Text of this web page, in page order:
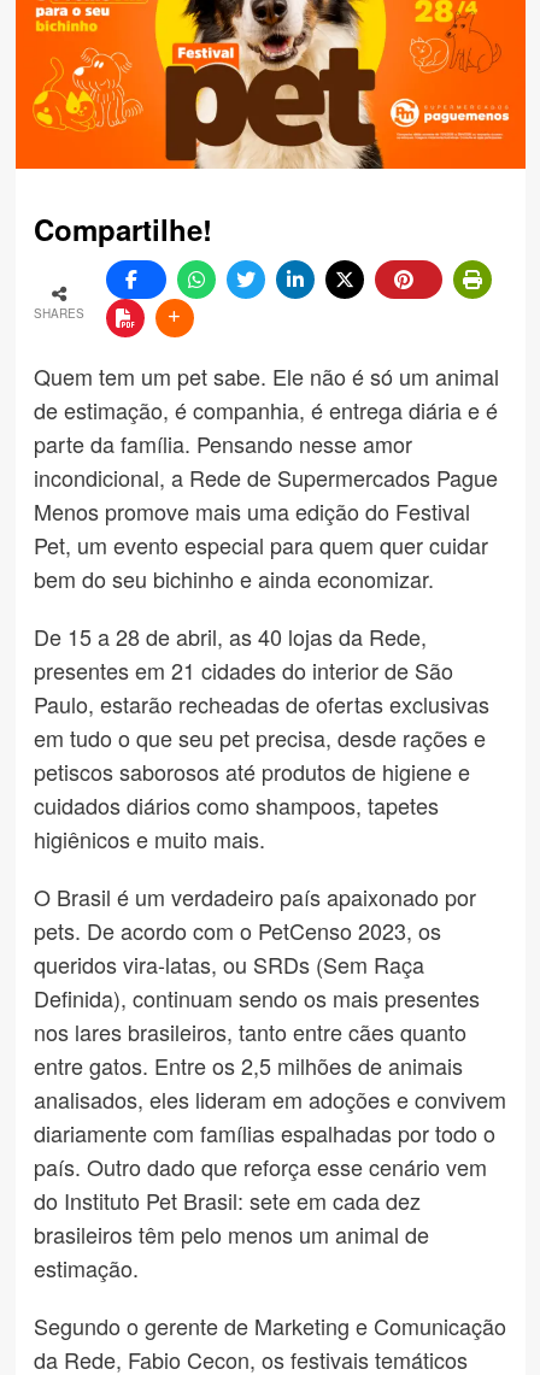
Compartilhe!
SHARES
Quem tem um pet sabe. Ele não é só um animal
de estimação, é companhia, é entrega diária e é
parte da família. Pensando nesse amor
incondicional, a Rede de Supermercados Pague
Menos promove mais uma edição do Festival
Pet, um evento especial para quem quer cuidar
bem do seu bichinho e ainda economizar.
De 15 a 28 de abril, as 40 lojas da Rede,
presentes em 21 cidades do interior de São
Paulo, estarão recheadas de ofertas exclusivas
em tudo o que seu pet precisa, desde rações e
petiscos saborosos até produtos de higiene e
cuidados diários como shampoos, tapetes
higiênicos e muito mais.
O Brasil é um verdadeiro país apaixonado por
pets. De acordo com o PetCenso 2023, os
queridos vira-latas, ou SRDs (Sem Raça
Definida), continuam sendo os mais presentes
nos lares brasileiros, tanto entre cães quanto
entre gatos. Entre os 2,5 milhões de animais
analisados, eles lideram em adoções e convivem
diariamente com famílias espalhadas por todo o
país. Outro dado que reforça esse cenário vem
do Instituto Pet Brasil: sete em cada dez
brasileiros têm pelo menos um animal de
estimação.
Segundo o gerente de Marketing e Comunicação
da Rede, Fabio Cecon, os festivais temáticos